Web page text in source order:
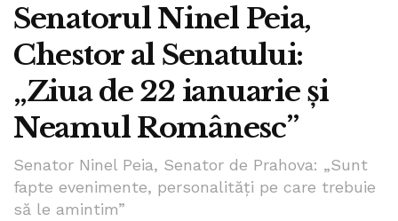
Senatorul Ninel Peia,
Chestor al Senatului:
„Ziua de 22 ianuarie și
Neamul Românesc”
Senator Ninel Peia, Senator de Prahova: „Sunt
fapte evenimente, personalități pe care trebuie
să le amintim”